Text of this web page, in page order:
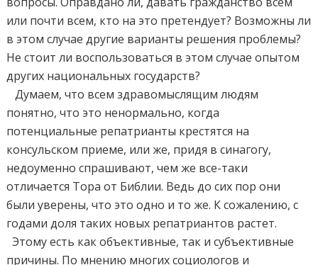
или почти всем, кто на это претендует? Возможны ли
в этом случае другие варианты решения проблемы?
Не стоит ли воспользоваться в этом случае опытом
других национальных государств?
Думаем, что всем здравомыслящим людям
понятно, что это ненормально, когда
потенциальные репатрианты крестятся на
консульском приеме, или же, придя в синагогу,
недоуменно спрашивают, чем же все-таки
отличается Тора от Библии. Ведь до сих пор они
были уверены, что это одно и то же. К сожалению, с
годами доля таких новых репатриантов растет.
Этому есть как объективные, так и субъективные
причины. По мнению многих социологов и